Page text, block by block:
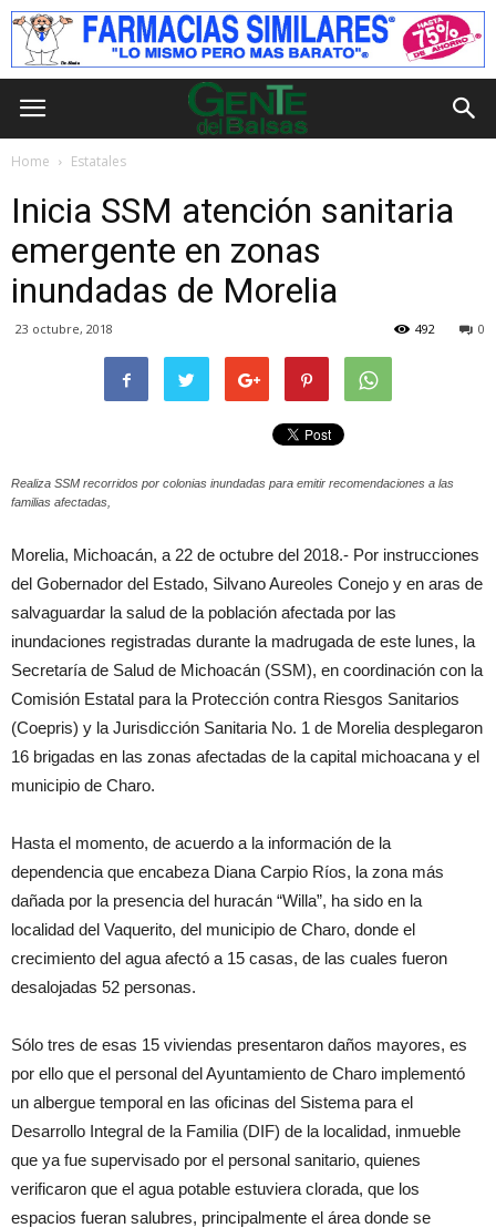
Home Estatales
Inicia SSM atención sanitaria
emergente en zonas
inundadas de Morelia
23 octubre, 2018 0
492
Realiza SSM recorridos por colonias inundadas para emitir recomendaciones a las
familias afectadas,
Morelia, Michoacán, a 22 de octubre del 2018.- Por instrucciones
del Gobernador del Estado, Silvano Aureoles Conejo y en aras de
salvaguardar la salud de la población afectada por las
inundaciones registradas durante la madrugada de este lunes, la
Secretaría de Salud de Michoacán (SSM), en coordinación con la
Comisión Estatal para la Protección contra Riesgos Sanitarios
(Coepris) y la Jurisdicción Sanitaria No. 1 de Morelia desplegaron
16 brigadas en las zonas afectadas de la capital michoacana y el
municipio de Charo.
Hasta el momento, de acuerdo a la información de la
dependencia que encabeza Diana Carpio Ríos, la zona más
dañada por la presencia del huracán “Willa”, ha sido en la
localidad del Vaquerito, del municipio de Charo, donde el
crecimiento del agua afectó a 15 casas, de las cuales fueron
desalojadas 52 personas.
Sólo tres de esas 15 viviendas presentaron daños mayores, es
por ello que el personal del Ayuntamiento de Charo implementó
un albergue temporal en las oficinas del Sistema para el
Desarrollo Integral de la Familia (DIF) de la localidad, inmueble
que ya fue supervisado por el personal sanitario, quienes
verificaron que el agua potable estuviera clorada, que los
espacios fueran salubres, principalmente el área donde se